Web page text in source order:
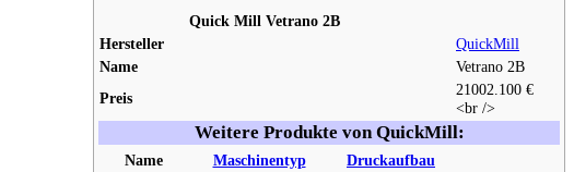
Quick Mill Vetrano 2B
Hersteller
QuickMill
Name
Vetrano 2B
Preis
21002.100 €
<br />
Weitere Produkte von QuickMill:
Name Maschinentyp
Druckaufbau